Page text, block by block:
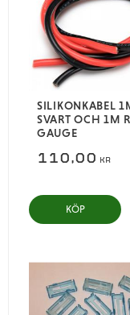
SILIKONKABEL
SVART OCH 1M
GAUGE
110,00 KR
KÖP